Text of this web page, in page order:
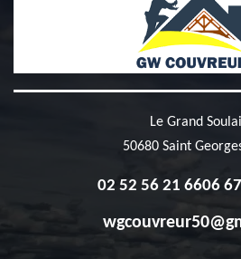
Le Grand
50680 Saint
02 52 56 21 6606